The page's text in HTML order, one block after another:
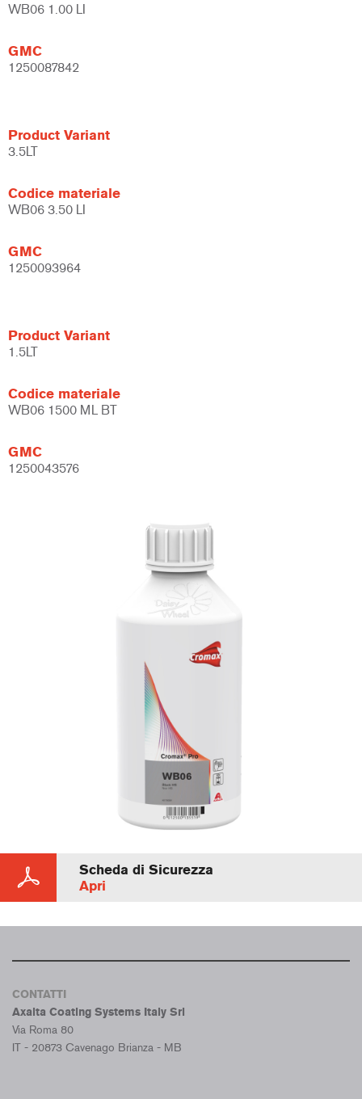
WB06 1.00 LI
GMC
1250087842
Product Variant
3.5LT
Codice materiale
WB06 3.50 LI
GMC
1250093964
Product Variant
1.5LT
Codice materiale
WB06 1500 ML BT
GMC
1250043576
Scheda di Sicurezza
Apri
CONTATTI
Axalta Coating Systems Italy Srl
Via Roma 80
IT - 20873 Cavenago Brianza - MB